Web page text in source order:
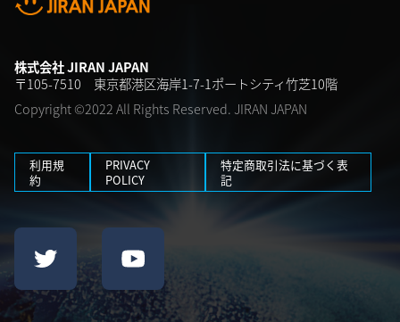
株式会社 JIRAN JAPAN
〒105-7510 東京都港区海岸1-7-1ポートシティ竹芝10階
Copyright ©2022 All Rights Reserved. JIRAN JAPAN
利用規
約
PRIVACY
POLICY
特定商取引法に基づく表
記